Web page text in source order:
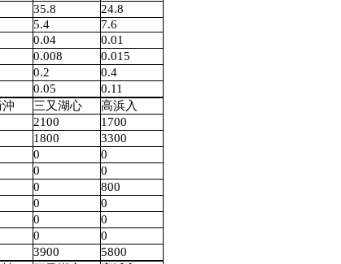
35.8
24.8
5.4
7.6
0.04
0.01
0.008
0.015
0.2
0.4
0.05
0.11
三又湖心
高浜入
2100
1700
1800
3300
0
0
0
0
0
800
0
0
0
0
0
0
3900
5800